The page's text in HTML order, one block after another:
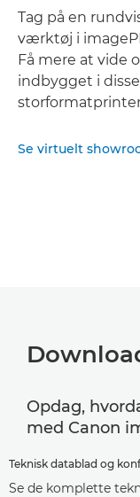
Tag på en
værktøj i
Få mere at vide
indbygget i
Se virtuelt
Opdag,
med Canon
Teknisk datablad og
Se de komplette